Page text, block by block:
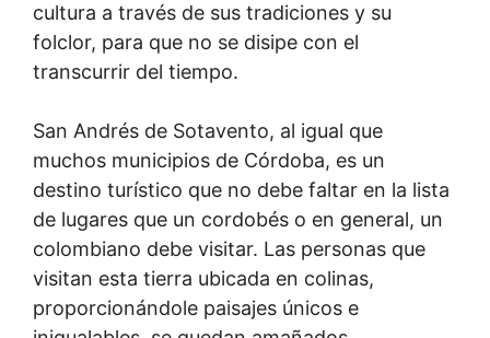
cultura a través de sus tradiciones y su
folclor, para que no se disipe con el
transcurrir del tiempo.
San Andrés de Sotavento, al igual que
muchos municipios de Córdoba, es un
destino turístico que no debe faltar en la lista
de lugares que un cordobés o en general, un
colombiano debe visitar. Las personas que
visitan esta tierra ubicada en colinas,
proporcionándole paisajes únicos e